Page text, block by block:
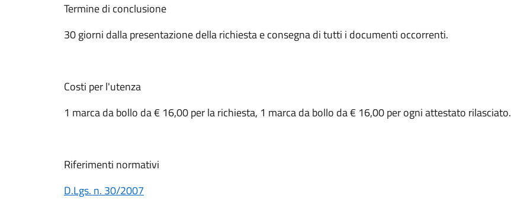
Termine di conclusione
30 giorni dalla presentazione della richiesta e consegna di tutti i documenti occorrenti.
Costi per l'utenza
1 marca da bollo da € 16,00 per la richiesta, 1 marca da bollo da € 16,00 per ogni attestato rilasciato.
Riferimenti normativi
D.Lgs. n. 30/2007